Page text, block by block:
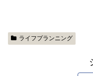
ライフプランニング